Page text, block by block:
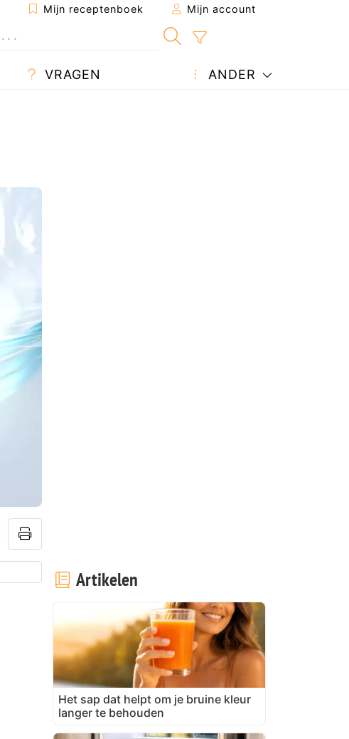
Mijn receptenboek Mijn account
VRAGEN ANDER
Artikelen
Het sap dat helpt om je bruine kleur
langer te behouden